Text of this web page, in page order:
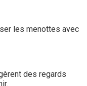
les menottes avec
des regards